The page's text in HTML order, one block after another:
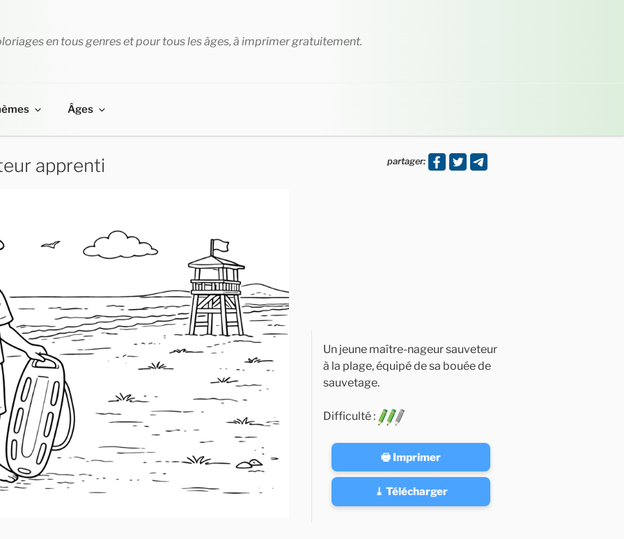
en tous genres et pour tous les âges, à imprimer gratuitement.
Âges
apprenti partager:
Un jeune maître-nageur sauveteur
à la plage, équipé de sa bouée de
sauvetage.
Difficulté :
🖶 Imprimer
⤓ Télécharger